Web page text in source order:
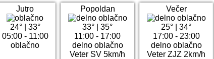
Jutro
24°| 33°
05:00 - 11:00
oblačno
Popoldan
33° |35°
11:00 - 17:00
delno oblačno
Veter SV 5km/h
Večer
25° |34°
17:00 - 23:00
delno oblačno
Veter ZJZ 2km/h